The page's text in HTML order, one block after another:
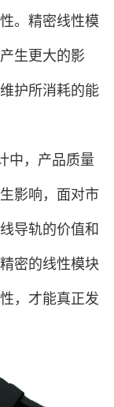
。精密线性模
生更大的影
护所消耗的能
，产品质量
影响，面对市
导轨的价值和
密的线性模块
，才能真正发